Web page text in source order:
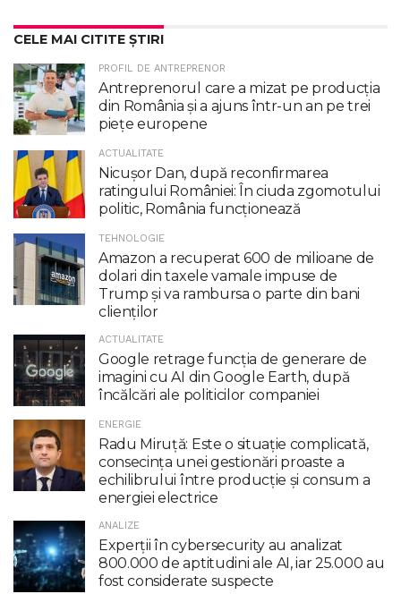
CELE MAI CITITE ȘTIRI
PROFIL DE ANTREPRENOR
Antreprenorul care a mizat pe producția
din România și a ajuns într-un an pe trei
piețe europene
ACTUALITATE
Nicuşor Dan, după reconfirmarea
ratingului României: În ciuda zgomotului
politic, România funcţionează
TEHNOLOGIE
Amazon a recuperat 600 de milioane de
dolari din taxele vamale impuse de
Trump şi va rambursa o parte din bani
clienţilor
ACTUALITATE
Google retrage funcţia de generare de
imagini cu AI din Google Earth, după
încălcări ale politicilor companiei
ENERGIE
Radu Miruţă: Este o situaţie complicată,
consecinţa unei gestionări proaste a
echilibrului între producţie şi consum a
energiei electrice
ANALIZE
Experții în cybersecurity au analizat
800.000 de aptitudini ale AI, iar 25.000 au
fost considerate suspecte